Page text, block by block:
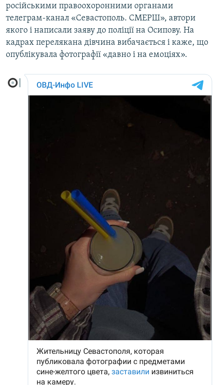
російськими правоохоронними органами
телеграм-канал «Севастополь. СМЕРШ», автори
якого і написали заяву до поліції на Осипову. На
кадрах перелякана дівчина вибачається і каже, що
опублікувала фотографії «давно і на емоціях».